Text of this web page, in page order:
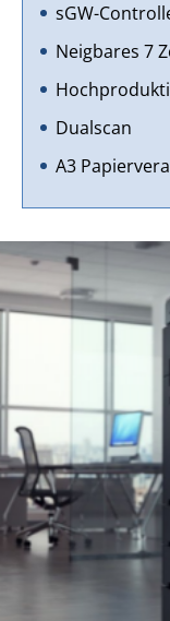
sGW-
Neigbares 7
Dualscan
A3